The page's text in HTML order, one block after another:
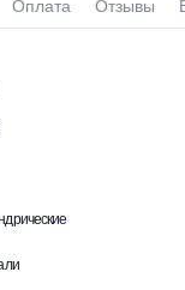
Оплата Отзывы